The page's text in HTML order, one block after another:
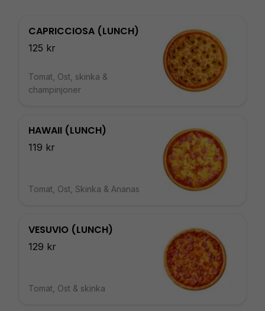
CAPRICCIOSA (LUNCH)
125 kr
Tomat, Ost, skinka &
champinjoner
HAWAII (LUNCH)
119 kr
Tomat, Ost, Skinka & Ananas
VESUVIO (LUNCH)
129 kr
Tomat, Ost & skinka